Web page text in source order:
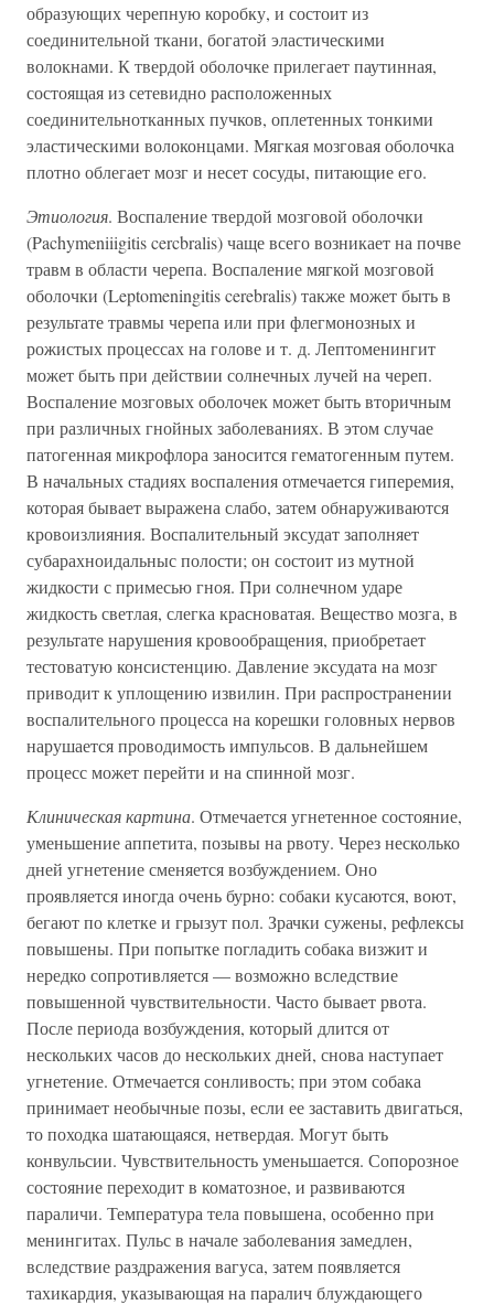
образующих черепную коробку, и состоит из
соединительной ткани, богатой эластическими
волокнами. К твердой оболочке прилегает паутинная,
состоящая из сетевидно расположенных
соединительнотканных пучков, оплетенных тонкими
эластическими волоконцами. Мягкая мозговая оболочка
плотно облегает мозг и несет сосуды, питающие его.
Этиология. Воспаление твердой мозговой оболочки
(Pachymeniiigitis cercbralis) чаще всего возникает на почве
травм в области черепа. Воспаление мягкой мозговой
оболочки (Leptomeningitis cerebralis) также может быть в
результате травмы черепа или при флегмонозных и
рожистых процессах на голове и т. д. Лептоменингит
может быть при действии солнечных лучей на череп.
Воспаление мозговых оболочек может быть вторичным
при различных гнойных заболеваниях. В этом случае
патогенная микрофлора заносится гематогенным путем.
В начальных стадиях воспаления отмечается гиперемия,
которая бывает выражена слабо, затем обнаруживаются
кровоизлияния. Воспалительный эксудат заполняет
субарахноидальныс полости; он состоит из мутной
жидкости с примесью гноя. При солнечном ударе
жидкость светлая, слегка красноватая. Вещество мозга, в
результате нарушения кровообращения, приобретает
тестоватую консистенцию. Давление эксудата на мозг
приводит к уплощению извилин. При распространении
воспалительного процесса на корешки головных нервов
нарушается проводимость импульсов. В дальнейшем
процесс может перейти и на спинной мозг.
Клиническая картина. Отмечается угнетенное состояние,
уменьшение аппетита, позывы на рвоту. Через несколько
дней угнетение сменяется возбуждением. Оно
проявляется иногда очень бурно: собаки кусаются, воют,
бегают по клетке и грызут пол. Зрачки сужены, рефлексы
повышены. При попытке погладить собака визжит и
нередко сопротивляется — возможно вследствие
повышенной чувствительности. Часто бывает рвота.
После периода возбуждения, который длится от
нескольких часов до нескольких дней, снова наступает
угнетение. Отмечается сонливость; при этом собака
принимает необычные позы, если ее заставить двигаться,
то походка шатающаяся, нетвердая. Могут быть
конвульсии. Чувствительность уменьшается. Сопорозное
состояние переходит в коматозное, и развиваются
параличи. Температура тела повышена, особенно при
менингитах. Пульс в начале заболевания замедлен,
вследствие раздражения вагуса, затем появляется
тахикардия, указывающая на паралич блуждающего